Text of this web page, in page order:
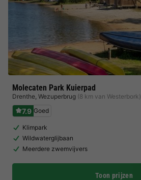
Molecaten Park Kuierpad
Drenthe, Wezuperbrug (8 km van Westerbork)
7.9 Goed
Klimpark
Wildwaterglijbaan
Meerdere zwemvijvers
Toon prijzen